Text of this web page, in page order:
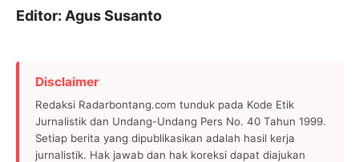
Editor: Agus Susanto
Disclaimer
Redaksi Radarbontang.com tunduk pada Kode Etik
Jurnalistik dan Undang-Undang Pers No. 40 Tahun 1999.
Setiap berita yang dipublikasikan adalah hasil kerja
jurnalistik. Hak jawab dan hak koreksi dapat diajukan